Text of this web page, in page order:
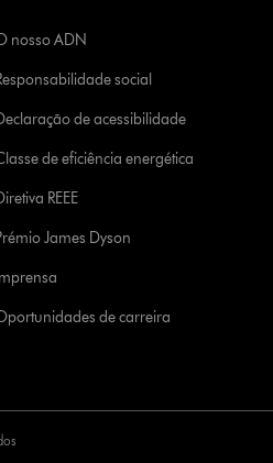
nosso ADN
social
de acessibilidade
de eficiência energética
REEE
James Dyson
Imprensa
de carreira